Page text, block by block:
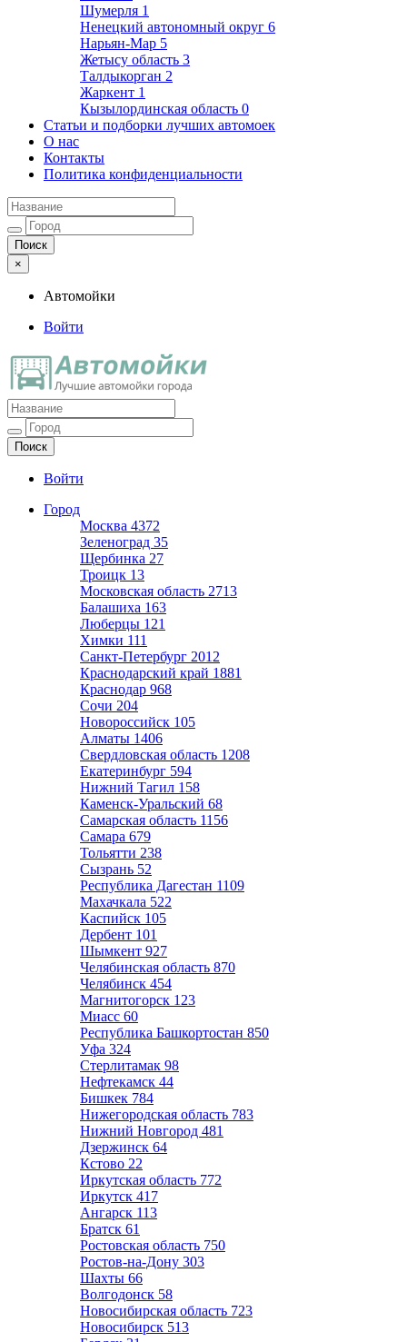
Шумерля 1
Ненецкий автономный округ 6
Нарьян-Мар 5
Жетысу область 3
Талдыкорган 2
Жаркент 1
Кызылординская область 0
Статьи и подборки лучших автомоек
О нас
Контакты
Политика конфиденциальности
×
Автомойки
Войти
Автомойки
Ещё один сайт на WordPress
Войти
Город
Москва 4372
Зеленоград 35
Щербинка 27
Троицк 13
Московская область 2713
Балашиха 163
Люберцы 121
Химки 111
Санкт-Петербург 2012
Краснодарский край 1881
Краснодар 968
Сочи 204
Новороссийск 105
Алматы 1406
Свердловская область 1208
Екатеринбург 594
Нижний Тагил 158
Каменск-Уральский 68
Самарская область 1156
Самара 679
Тольятти 238
Сызрань 52
Республика Дагестан 1109
Махачкала 522
Каспийск 105
Дербент 101
Шымкент 927
Челябинская область 870
Челябинск 454
Магнитогорск 123
Миасс 60
Республика Башкортостан 850
Уфа 324
Стерлитамак 98
Нефтекамск 44
Бишкек 784
Нижегородская область 783
Нижний Новгород 481
Дзержинск 64
Кстово 22
Иркутская область 772
Иркутск 417
Ангарск 113
Братск 61
Ростовская область 750
Ростов-на-Дону 303
Шахты 66
Волгодонск 58
Новосибирская область 723
Новосибирск 513